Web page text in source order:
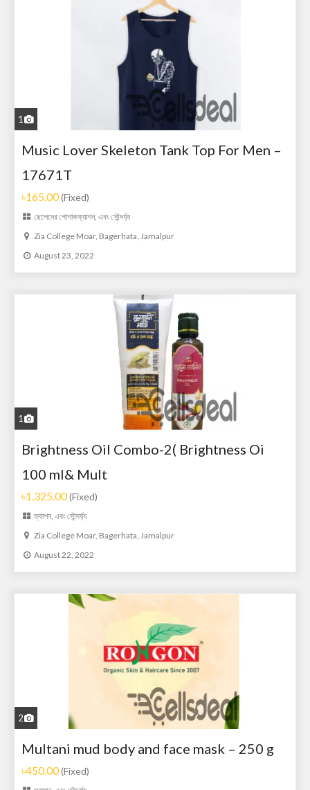
1
Music Lover Skeleton Tank Top For Men –
17671T
৳165.00(Fixed)
ছেলেদের পোশাকফ্যাশন, এবং সৌন্দর্য্য
Zia College Moar, Bagerhata, Jamalpur
August 23, 2022
1
Brightness Oil Combo-2( Brightness Oi
100 ml& Mult
৳1,325.00(Fixed)
ফ্যাশন, এবং সৌন্দর্য্য
Zia College Moar, Bagerhata, Jamalpur
August 22, 2022
2
Multani mud body and face mask – 250 g
৳450.00(Fixed)